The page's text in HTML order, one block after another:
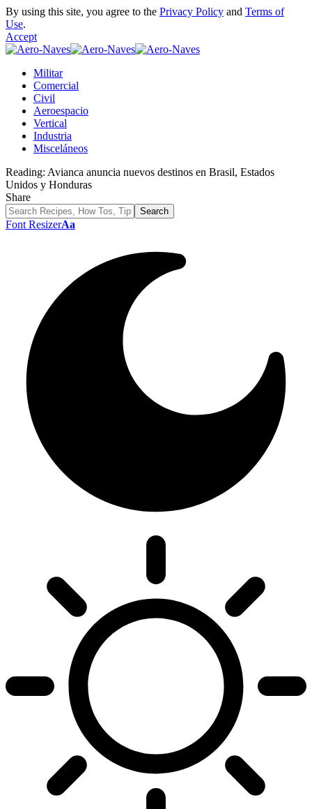
By using this site, you agree to the Privacy Policy and Terms of
Use.
Accept
Militar
Comercial
Civil
Aeroespacio
Vertical
Industria
Misceláneos
Reading: Avianca anuncia nuevos destinos en Brasil, Estados
Unidos y Honduras
Share
Font ResizerAa